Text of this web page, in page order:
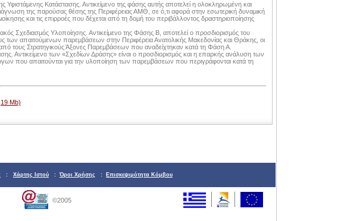
Υφιστάµενης Κατάστασης. Αντικείµενο της φάσης αυτής αποτελεί η ολοκληρωµένη και
της παρούσας θέσης της Περιφέρειας ΑΜΘ, σε ό,τι αφορά στην εσωτερική δυναµική
και τις επιρροές που δέχεται από τη δοµή του περιβάλλοντος δραστηριοποίησης
Σχεδιασµός Υλοποίησης. Αντικείµενο της Φάσης Β, αποτελεί ο προσδιορισµός του
των απαιτούµενων παρεµβάσεων στην Περιφέρεια Ανατολικής Μακεδονίας και Θράκης, οι
τους Στρατηγικούς Άξονες Παρεµβάσεων που αναδείχτηκαν κατά τη Φάση Α.
Αντικείµενο των «Σχεδίων Δράσης» είναι ο προσδιορισµός και η επαρκής ανάλυση των
που απαιτούνται για την υλοποίηση των παρεµβάσεων που περιγράφονται κατά τη
Mb)
: Χάρτης Ιστού : Όροι Χρήσης : Επισκεψιμότητα Κόμβου
©2005